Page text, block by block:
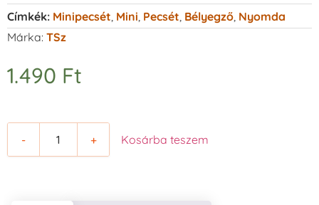
Címkék: Minipecsét Mini Pecsét Bélyegző Nyomda
Márka: TSz
1.490 Ft
- + Kosárba teszem